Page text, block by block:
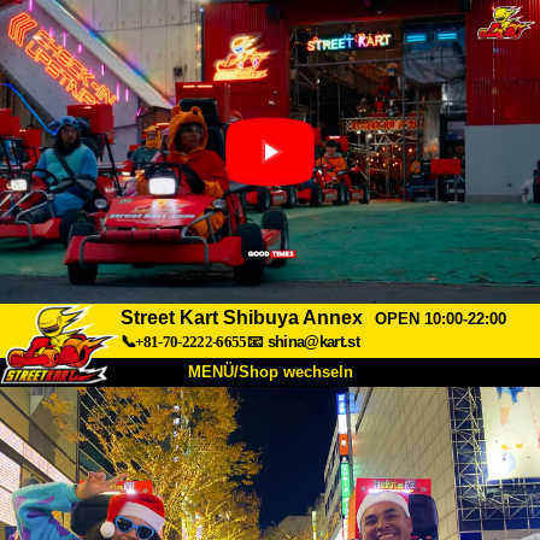
Street Kart Shibuya Annex
OPEN 10:00-22:00
📞+81-70-2222-6655📧 shina@kart.st
MENÜ/Shop wechseln
Über uns Spezifikationen Preise
Anfahrt Bewertungen FAQ